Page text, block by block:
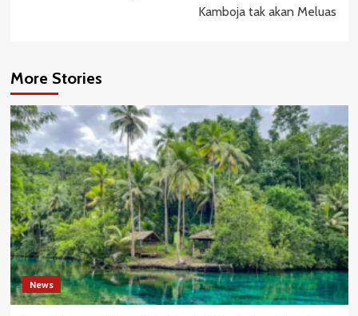
Kamboja tak akan Meluas
More Stories
News